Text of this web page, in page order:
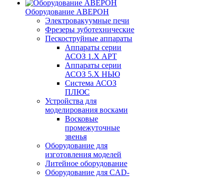
Оборудование АВЕРОН
Электровакуумные печи
Фрезеры зуботехнические
Пескоструйные аппараты
Аппараты серии
АСОЗ 1.Х АРТ
Аппараты серии
АСОЗ 5.Х НЬЮ
Система АСОЗ
ПЛЮС
Устройства для
моделирования восками
Восковые
промежуточные
звенья
Оборудование для
изготовления моделей
Литейное оборудование
Оборудование для CAD-